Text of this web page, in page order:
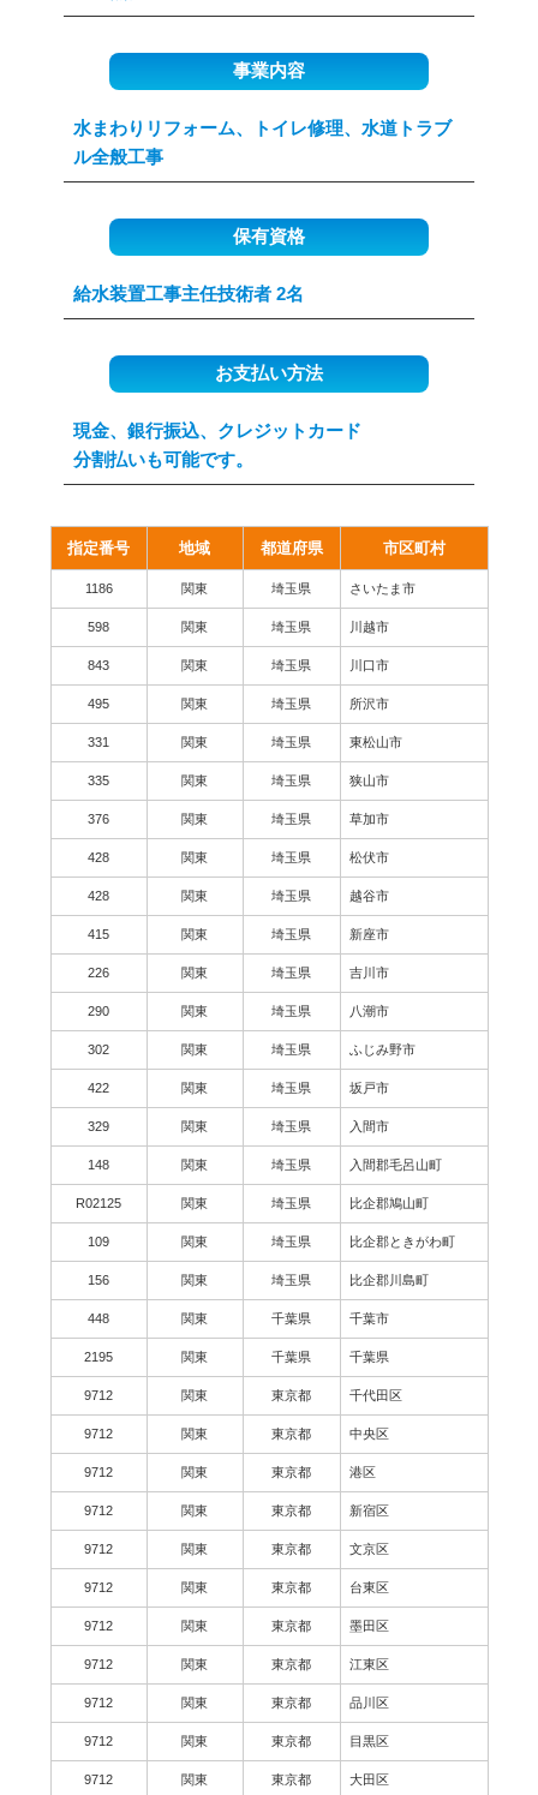
事業内容
水まわりリフォーム、トイレ修理、水道トラブ
ル全般工事
保有資格
給水装置工事主任技術者 2名
お支払い方法
現金、銀行振込、クレジットカード
分割払いも可能です。
指定番号 地域 都道府県 市区町村
1186 関東 埼玉県 さいたま市
598 関東 埼玉県 川越市
843 関東 埼玉県 川口市
495 関東 埼玉県 所沢市
331 関東 埼玉県 東松山市
335 関東 埼玉県 狭山市
376 関東 埼玉県 草加市
428 関東 埼玉県 松伏市
428 関東 埼玉県 越谷市
415 関東 埼玉県 新座市
226 関東 埼玉県 吉川市
290 関東 埼玉県 八潮市
302 関東 埼玉県 ふじみ野市
422 関東 埼玉県 坂戸市
329 関東 埼玉県 入間市
148 関東 埼玉県 入間郡毛呂山町
R02125 関東 埼玉県 比企郡鳩山町
109 関東 埼玉県 比企郡ときがわ町
156 関東 埼玉県 比企郡川島町
448 関東 千葉県 千葉市
2195 関東 千葉県 千葉県
9712 関東 東京都 千代田区
9712 関東 東京都 中央区
9712 関東 東京都 港区
9712 関東 東京都 新宿区
9712 関東 東京都 文京区
9712 関東 東京都 台東区
9712 関東 東京都 墨田区
9712 関東 東京都 江東区
9712 関東 東京都 品川区
9712 関東 東京都 目黒区
9712 関東 東京都 大田区